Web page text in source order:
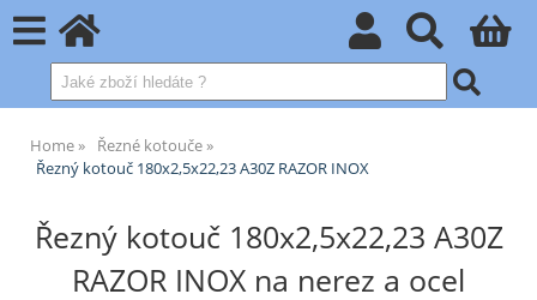
Home
Řezné kotouče
Řezný kotouč 180x2,5x22,23 A30Z RAZOR INOX
Řezný kotouč 180x2,5x22,23 A30Z
RAZOR INOX na nerez a ocel